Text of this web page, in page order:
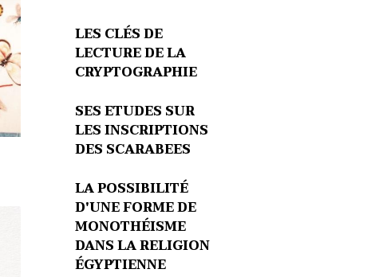
LES CLÉS DE
LECTURE DE LA
CRYPTOGRAPHIE
SES ETUDES SUR
LES INSCRIPTIONS
DES SCARABEES
LA POSSIBILITÉ
D'UNE FORME DE
MONOTHÉISME
DANS LA RELIGION
ÉGYPTIENNE